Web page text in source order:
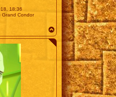
18:36
Grand Condor
a
u